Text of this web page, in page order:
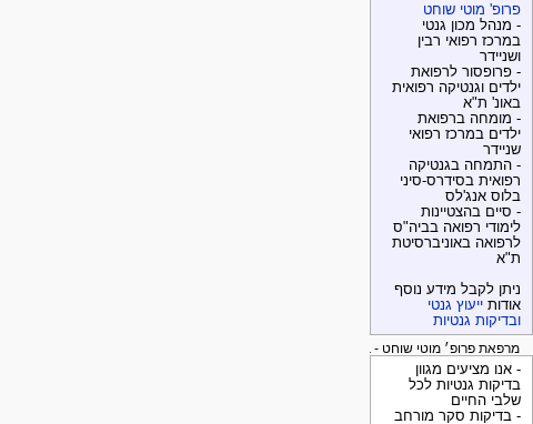
פרופ' מוטי שוחט
- מנהל מכון גנטי
במרכז רפואי רבין
ושניידר
- פרופסור לרפואת
ילדים וגנטיקה רפואית
באונ' ת"א
- מומחה ברפואת
ילדים במרכז רפואי
שניידר
- התמחה בגנטיקה
רפואית בסידרס-סיני
בלוס אנג'לס
- סיים בהצטיינות
לימודי רפואה בביה"ס
לרפואה באוניברסיטת
ת"א
ניתן לקבל מידע נוסף
אודות ייעוץ גנטי
ובדיקות גנטיות
מרפאת פרופ׳ מוטי שוחט - בדיקות גנטיות
- אנו מציעים מגוון
בדיקות גנטיות לכל
שלבי החיים
- בדיקות סקר מורחב